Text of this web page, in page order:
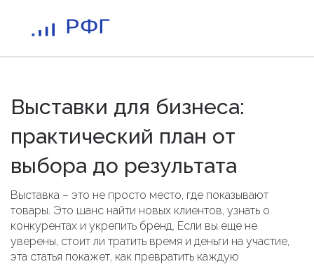
Выставки для бизнеса:
практический план от
выбора до результата
Выставка – это не просто место, где показывают
товары. Это шанс найти новых клиентов, узнать о
конкурентах и укрепить бренд. Если вы еще не
уверены, стоит ли тратить время и деньги на участие,
эта статья покажет, как превратить каждую